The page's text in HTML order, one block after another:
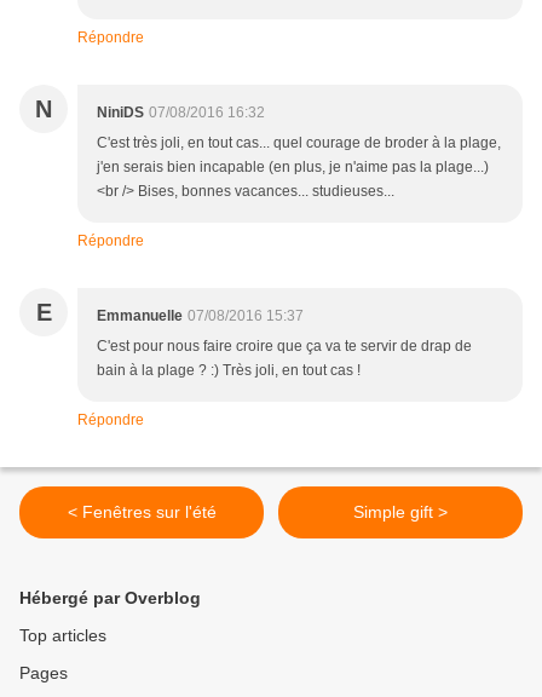
Répondre
N NiniDS 07/08/2016 16:32
C'est très joli, en tout cas... quel courage de broder à la plage,
j'en serais bien incapable (en plus, je n'aime pas la plage...)
<br /> Bises, bonnes vacances... studieuses...
Répondre
E Emmanuelle 07/08/2016 15:37
C'est pour nous faire croire que ça va te servir de drap de
bain à la plage ? :) Très joli, en tout cas !
Répondre
< Fenêtres sur l'été Simple gift >
Hébergé par Overblog
Top articles
Pages